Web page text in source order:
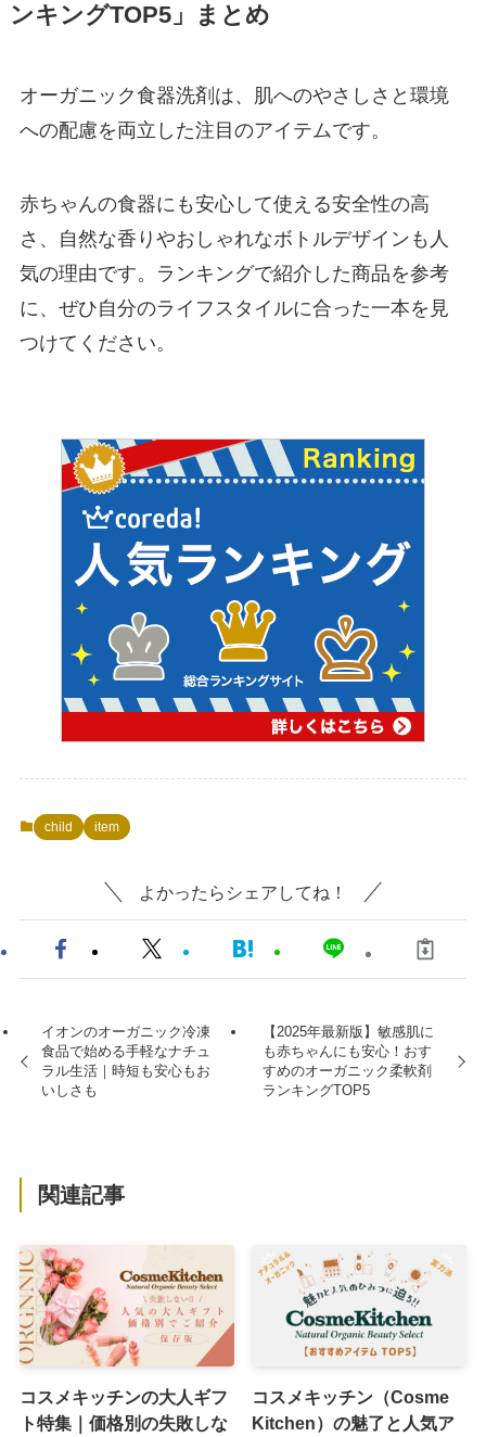
ンキングTOP5」まとめ
オーガニック食器洗剤は、肌へのやさしさと環境
への配慮を両立した注目のアイテムです。
赤ちゃんの食器にも安心して使える安全性の高
さ、自然な香りやおしゃれなボトルデザインも人
気の理由です。ランキングで紹介した商品を参考
に、ぜひ自分のライフスタイルに合った一本を見
つけてください。
child item
よかったらシェアしてね！
イオンのオーガニック冷凍
食品で始める手軽なナチュ
ラル生活｜時短も安心もお
いしさも
【2025年最新版】敏感肌に
も赤ちゃんにも安心！おす
すめのオーガニック柔軟剤
ランキングTOP5
関連記事
コスメキッチンの大人ギフ
ト特集｜価格別の失敗しな
コスメキッチン（Cosme
Kitchen）の魅了と人気ア